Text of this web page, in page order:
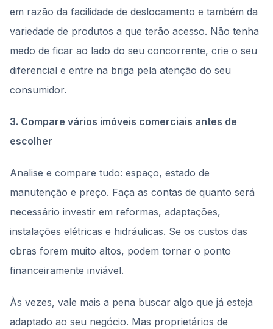
em razão da facilidade de deslocamento e também da
variedade de produtos a que terão acesso. Não tenha
medo de ficar ao lado do seu concorrente, crie o seu
diferencial e entre na briga pela atenção do seu
consumidor.
3. Compare vários imóveis comerciais antes de
escolher
Analise e compare tudo: espaço, estado de
manutenção e preço. Faça as contas de quanto será
necessário investir em reformas, adaptações,
instalações elétricas e hidráulicas. Se os custos das
obras forem muito altos, podem tornar o ponto
financeiramente inviável.
Às vezes, vale mais a pena buscar algo que já esteja
adaptado ao seu negócio. Mas proprietários de